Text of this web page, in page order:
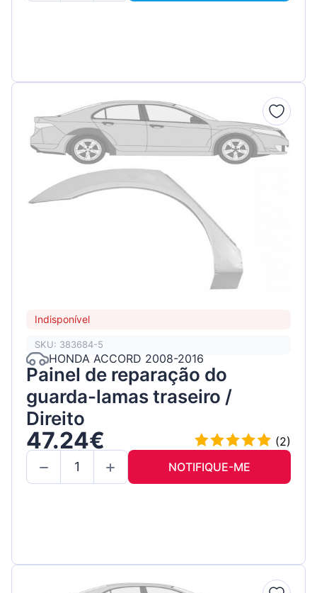
Indisponível
SKU: 383684-5
HONDA ACCORD 2008-2016
Painel de reparação do
guarda-lamas traseiro /
Direito
47.24€
(2)
NOTIFIQUE-ME